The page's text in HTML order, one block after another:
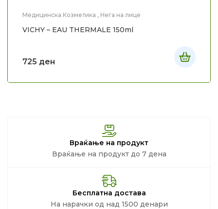
Медицинска Козметика , Нега на лице
VICHY – EAU THERMALE 150ml
725 ден
Враќање на продукт
Враќање на продукт до 7 дена
Бесплатна достава
На нарачки од над 1500 денари